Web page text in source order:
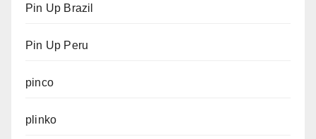
Pin Up Brazil
Pin Up Peru
pinco
plinko